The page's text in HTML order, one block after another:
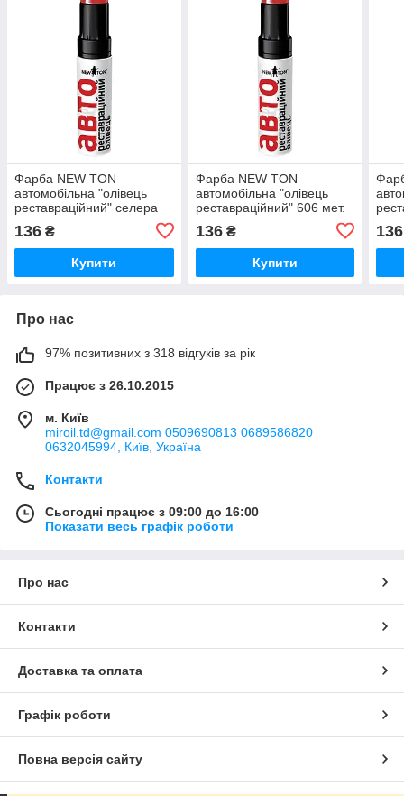
Фарба NEW TON
автомобільна "олівець
реставраційний" селера
136 ₴
Купити
Фарба NEW TON
автомобільна "олівець
реставраційний" 606 мет.
136₴
Купити
136
Про нас
97% позитивних з 318 відгуків за рік
Працює з 26.10.2015
м. Київ
miroil.td@gmail.com 0509690813 0689586820
0632045994, Київ, Україна
Контакти
Сьогодні працює з 09:00 до 16:00
Показати весь графік роботи
Про нас
Контакти
Доставка та оплата
Графік роботи
Повна версія сайту